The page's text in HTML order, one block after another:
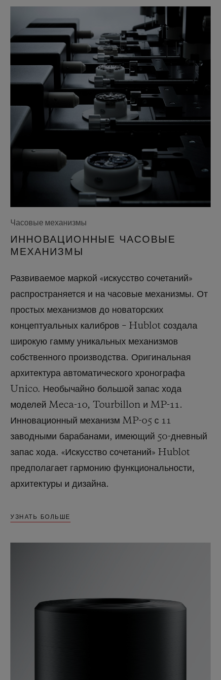
Часовые механизмы
ИННОВАЦИОННЫЕ ЧАСОВЫЕ
МЕХАНИЗМЫ
Развиваемое маркой «искусство сочетаний»
распространяется и на часовые механизмы. От
простых механизмов до новаторских
концептуальных калибров – Hublot создала
широкую гамму уникальных механизмов
собственного производства. Оригинальная
архитектура автоматического хронографа
Unico. Необычайно большой запас хода
моделей Meca-10, Tourbillon и MP-11.
Инновационный механизм MP-05 с 11
заводными барабанами, имеющий 50-дневный
запас хода. «Искусство сочетаний» Hublot
предполагает гармонию функциональности,
архитектуры и дизайна.
УЗНАТЬ БОЛЬШЕ